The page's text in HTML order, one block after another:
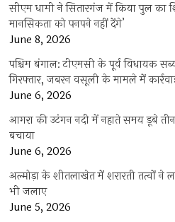
सीएम धामी ने सितारगंज में किया पुल का
मानसिकता को पनपने नहीं देंगे’
June 8, 2026
पश्चिम बंगाल: टीएमसी के पूर्व विधायक
गिरफ्तार, जबरन वसूली के मामले में
June 6, 2026
आगरा की उटंगन नदी में नहाते समय डूबे
बचाया
June 6, 2026
अल्मोड़ा के शीतलाखेत में शरारती तत्वों
भी जलाए
June 5, 2026